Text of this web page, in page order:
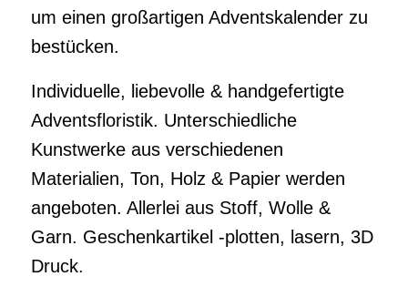
um einen großartigen Adventskalender zu
bestücken.
Individuelle, liebevolle & handgefertigte
Adventsfloristik. Unterschiedliche
Kunstwerke aus verschiedenen
Materialien, Ton, Holz & Papier werden
angeboten. Allerlei aus Stoff, Wolle &
Garn. Geschenkartikel -plotten, lasern, 3D
Druck.